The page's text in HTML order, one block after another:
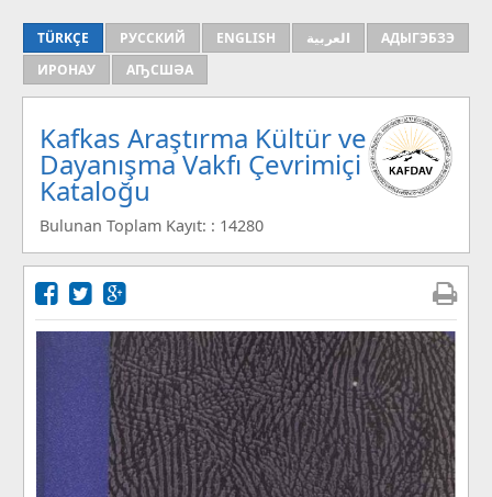
TÜRKÇE РУССКИЙ ENGLISH العربية
АДЫГЭБЗЭ
ИРОНАУ
АҦСШӘА
Kafkas Araştırma Kültür ve
Dayanışma Vakfı Çevrimiçi
Kataloğu
Bulunan Toplam Kayıt: : 14280